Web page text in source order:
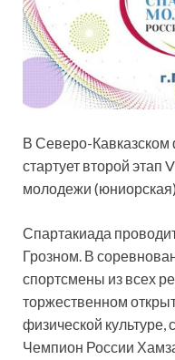
В Северо-Кавказском
стартует второй этап
молодежи
Спартакиада
Грозном. В
спортсмены из всех
торжественном
физической культуре,
Чемпион России